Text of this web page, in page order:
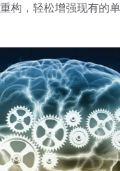
构，轻松增强现有的